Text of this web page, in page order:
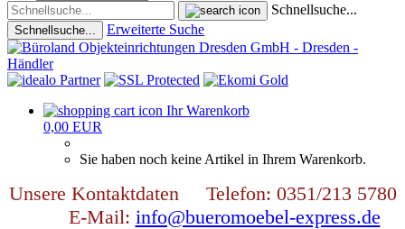
Schnellsuche...
Schnellsuche... Erweiterte Suche
Ihr Warenkorb
0,00 EUR
Sie haben noch keine Artikel in Ihrem Warenkorb.
Unsere Kontaktdaten Telefon: 0351/213 5780
E-Mail: info@bueromoebel-express.de